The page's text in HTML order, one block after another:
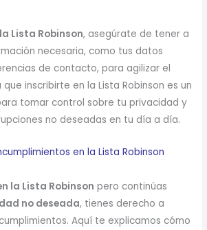
Lista Robinson, asegúrate de tener a
necesaria, como tus datos
de contacto, para agilizar el
inscribirte en la Lista Robinson es un
tomar control sobre tu privacidad y
no deseadas en tu día a día.
en la Lista Robinson
la Lista Robinson pero continúas
no deseada, tienes derecho a
Aquí te explicamos cómo